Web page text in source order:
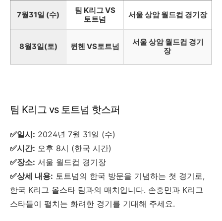
7월31일 (수)
팀 K리그 VS
토트넘
서울 상암 월드컵 경기장
8월3일(토) 뮌헨 VS토트넘
서울 상암 월드컵 경기
장
팀 K리그 vs 토트넘 핫스퍼
✅일시: 2024년 7월 31일 (수)
✅시간: 오후 8시 (한국 시간)
✅장소: 서울 월드컵 경기장
✅상세 내용: 토트넘의 한국 방문을 기념하는 첫 경기로,
한국 K리그 올스타 팀과의 매치입니다. 손흥민과 K리그
스타들이 펼치는 화려한 경기를 기대해 주세요.